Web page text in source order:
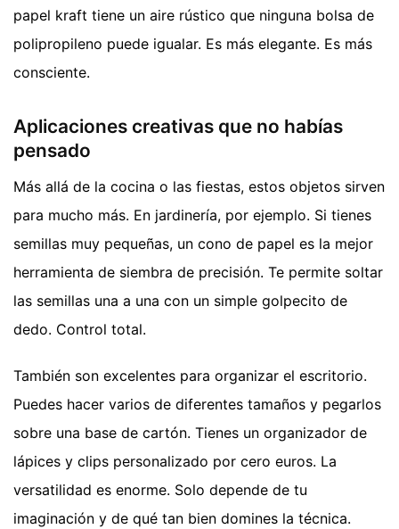
papel kraft tiene un aire rústico que ninguna bolsa de
polipropileno puede igualar. Es más elegante. Es más
consciente.
Aplicaciones creativas que no habías
pensado
Más allá de la cocina o las fiestas, estos objetos sirven
para mucho más. En jardinería, por ejemplo. Si tienes
semillas muy pequeñas, un cono de papel es la mejor
herramienta de siembra de precisión. Te permite soltar
las semillas una a una con un simple golpecito de
dedo. Control total.
También son excelentes para organizar el escritorio.
Puedes hacer varios de diferentes tamaños y pegarlos
sobre una base de cartón. Tienes un organizador de
lápices y clips personalizado por cero euros. La
versatilidad es enorme. Solo depende de tu
imaginación y de qué tan bien domines la técnica.